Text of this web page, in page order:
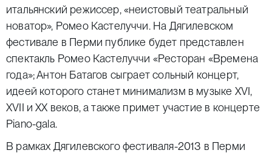
итальянский режиссер, «неистовый театральный
новатор», Ромео Кастелуччи. На Дягилевском
фестивале в Перми публике будет представлен
спектакль Ромео Кастелуччи «Ресторан «Времена
года»; Антон Батагов сыграет сольный концерт,
идеей которого станет минимализм в музыке XVI,
XVII и XX веков, а также примет участие в концерте
Piano-gala.
В рамках Дягилевского фестиваля-2013 в Перми